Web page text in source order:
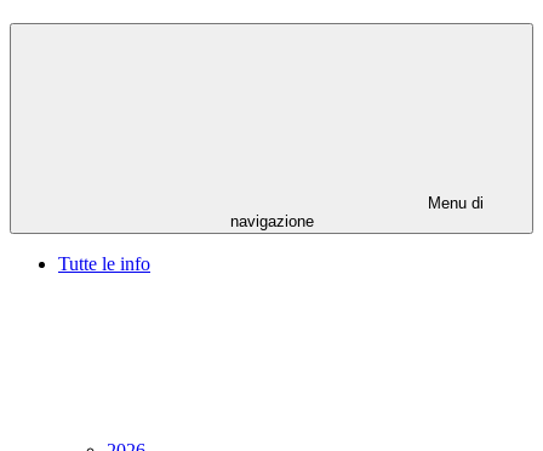
Menu di
navigazione
Tutte le info